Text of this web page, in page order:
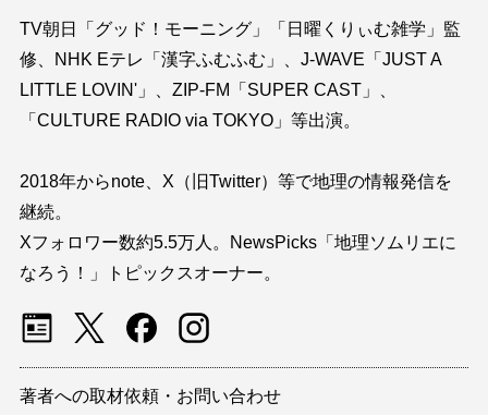
TV朝日「グッド！モーニング」「日曜くりぃむ雑学」監
修、NHK Eテレ「漢字ふむふむ」、J-WAVE「JUST A
LITTLE LOVIN'」、ZIP-FM「SUPER CAST」、
「CULTURE RADIO via TOKYO」等出演。
2018年からnote、X（旧Twitter）等で地理の情報発信を
継続。
Xフォロワー数約5.5万人。NewsPicks「地理ソムリエに
なろう！」トピックスオーナー。
著者への取材依頼・お問い合わせ